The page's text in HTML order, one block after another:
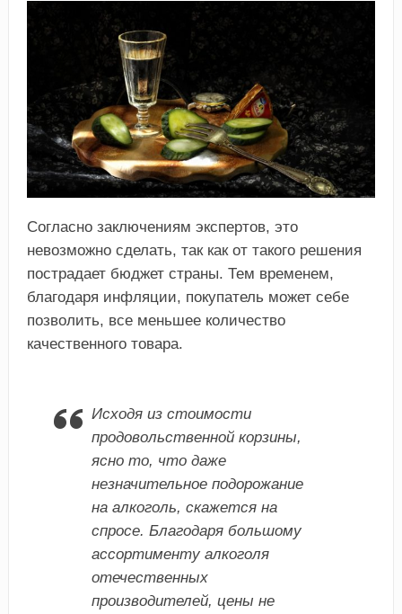
Согласно заключениям экспертов, это
невозможно сделать, так как от такого решения
пострадает бюджет страны. Тем временем,
благодаря инфляции, покупатель может себе
позволить, все меньшее количество
качественного товара.
Исходя из стоимости
продовольственной корзины,
ясно то, что даже
незначительное подорожание
на алкоголь, скажется на
спросе. Благодаря большому
ассортименту алкоголя
отечественных
производителей, цены не